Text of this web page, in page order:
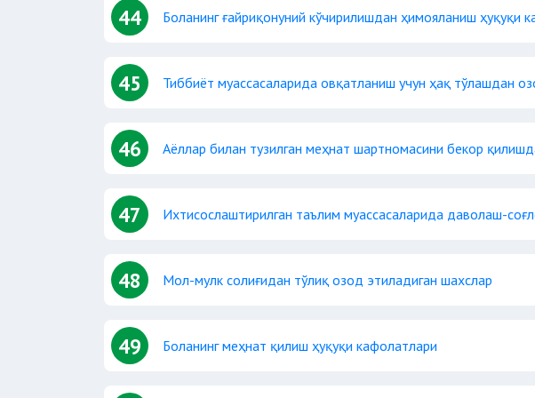
44 Боланинг ғайриқонуний кўчирилишдан ҳимояланиш ҳуқуқи
45 Тиббиёт муассасаларида овқатланиш учун ҳақ тўлашдан
46 Аёллар билан тузилган меҳнат шартномасини бекор
47 Ихтисослаштирилган таълим муассасаларида даволаш-
48 Мол-мулк солиғидан тўлиқ озод этиладиган шахслар
49 Боланинг меҳнат қилиш ҳуқуқи кафолатлари